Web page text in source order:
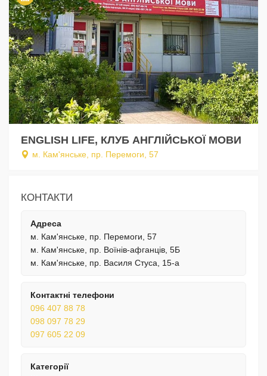
ENGLISH LIFE, КЛУБ АНГЛІЙСЬКОЇ МОВИ
м. Кам'янське, пр. Перемоги, 57
КОНТАКТИ
Адреса
м. Кам'янське, пр. Перемоги, 57
м. Кам'янське, пр. Воїнів-афганців, 5Б
м. Кам'янське, пр. Василя Стуса, 15-а
Контактні телефони
096 407 88 78
098 097 78 29
097 605 22 09
Категорії